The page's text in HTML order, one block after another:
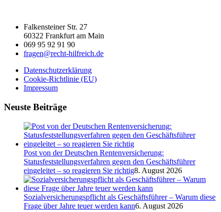
Falkensteiner Str. 27
60322 Frankfurt am Main
069 95 92 91 90
fragen@recht-hilfreich.de
Datenschutzerklärung
Cookie-Richtlinie (EU)
Impressum
Neuste Beiträge
Post von der Deutschen Rentenversicherung:
Statusfeststellungsverfahren gegen den Geschäftsführer
eingeleitet – so reagieren Sie richtig8. August 2026
Sozialversicherungspflicht als Geschäftsführer – Warum diese
Frage über Jahre teuer werden kann6. August 2026